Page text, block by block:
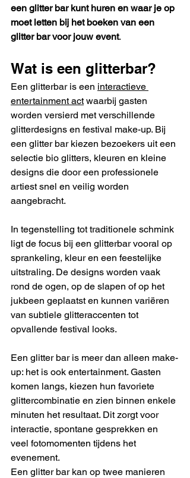
een glitter bar kunt huren en waar je op
moet letten bij het boeken van een
glitter bar voor jouw event.
Wat is een glitterbar?
Een glitterbar is een interactieve
entertainment act waarbij gasten
worden versierd met verschillende
glitterdesigns en festival make-up. Bij
een glitter bar kiezen bezoekers uit een
selectie bio glitters, kleuren en kleine
designs die door een professionele
artiest snel en veilig worden
aangebracht.
In tegenstelling tot traditionele schmink
ligt de focus bij een glitterbar vooral op
sprankeling, kleur en een feestelijke
uitstraling. De designs worden vaak
rond de ogen, op de slapen of op het
jukbeen geplaatst en kunnen variëren
van subtiele glitteraccenten tot
opvallende festival looks.
Een glitter bar is meer dan alleen make-
up: het is ook entertainment. Gasten
komen langs, kiezen hun favoriete
glittercombinatie en zien binnen enkele
minuten het resultaat. Dit zorgt voor
interactie, spontane gesprekken en
veel fotomomenten tijdens het
evenement.
Een glitter bar kan op twee manieren